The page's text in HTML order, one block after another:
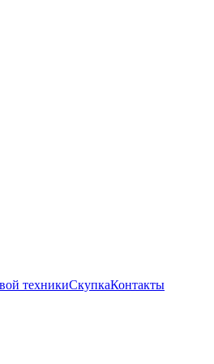
техникиСкупкаКонтакты